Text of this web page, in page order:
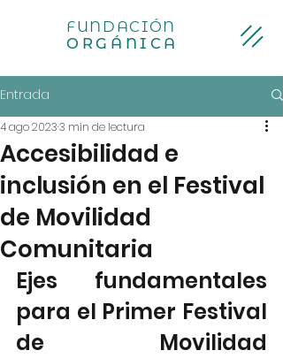
FUNDACIÓN
ORGÁNICA
Entrada
Accesibilidad e
inclusión en el Festival
de Movilidad
Comunitaria
4 ago 20233 min de lectura
Ejes fundamentales
para el Primer Festival
de Movilidad